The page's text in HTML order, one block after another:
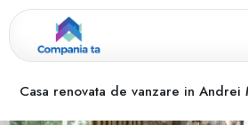
Casa renovata de vanzare in Andrei